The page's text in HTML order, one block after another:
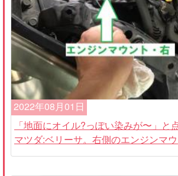
2022年08月01日
「地面にオイル?っぽい染みが〜」と
マツダ:ベリーサ。右側のエンジンマ